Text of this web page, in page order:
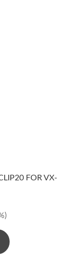
FOR VX-